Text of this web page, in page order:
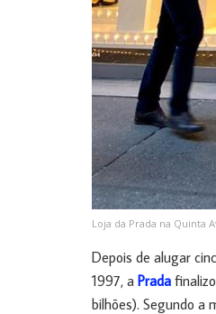
Loja da Prada na Quinta
Depois de alugar
1997, a Prada
bilhões). Segundo a